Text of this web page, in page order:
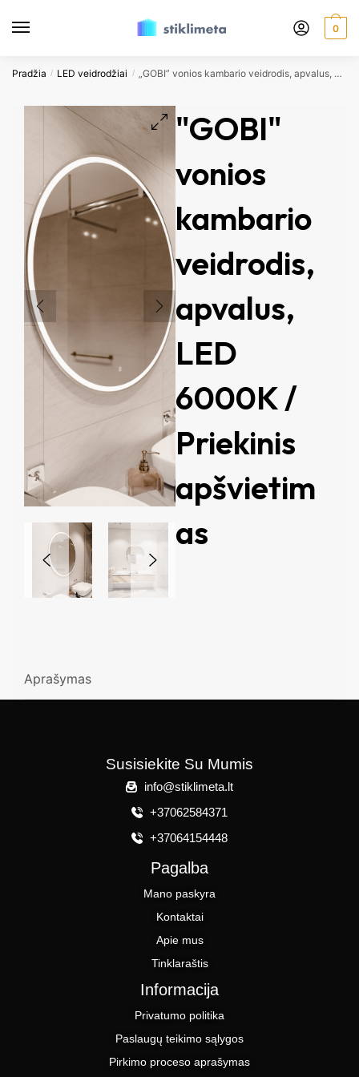
0
Pradžia / LED veidrodžiai / „GOBI” vonios kambario veidrodis, apvalus, LED 6000K / Priekinis apšvietimas
"GOBI"
vonios
kambario
veidrodis,
apvalus,
LED
6000K /
Priekinis
apšvietim
as
Aprašymas
Susisiekite Su Mumis
info@stiklimeta.lt
+37062584371
+37064154448
Pagalba
Mano paskyra
Kontaktai
Apie mus
Tinklaraštis
Informacija
Privatumo politika
Paslaugų teikimo sąlygos
Pirkimo proceso aprašymas